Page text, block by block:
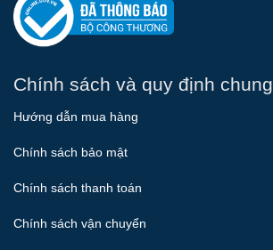
Chính sách và quy định chung
Hướng dẫn mua hàng
Chính sách bảo mật
Chính sách thanh toán
Chính sách vận chuyển